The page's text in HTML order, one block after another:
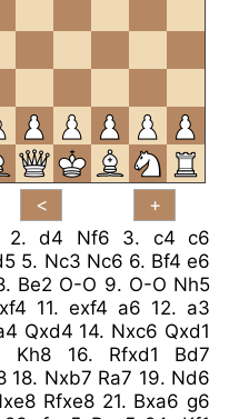
2. d4 Nf6 3. c4 c6
5. Nc3 Nc6 6. Bf4 e6
Be2 O-O 9. O-O Nh5
11. exf4 a6 12. a3
Qxd4 14. Nxc6 Qxd1
Kh8 16. Rfxd1
Bd7
18. Nxb7 Ra7 19. Nd6
Rfxe8 21. Bxa6 g6